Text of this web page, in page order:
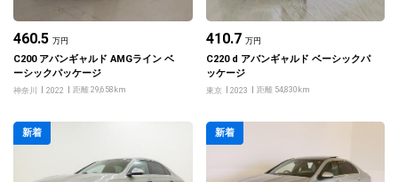
460.5 万円
C200 アバンギャルド AMGライン ベ
ーシックパッケージ
神奈川 2022 距離 29,658km
410.7 万円
C220 d アバンギャルド ベーシックパ
ッケージ
東京 2023 距離 54,830km
新着 新着